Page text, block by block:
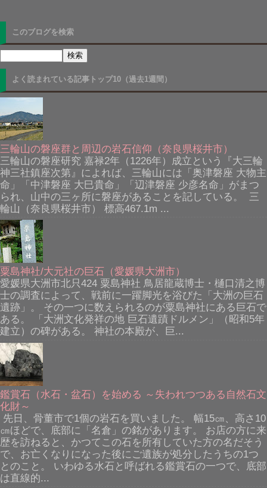
このブログを検索
よく読まれている記事トップ10（過去1週間）
三輪山の磐座群と周辺の岩石信仰（奈良県桜井市）
三輪山の磐座研究 嘉禄2年（1226年）成立という『大三輪
神三社鎮座次第』によれば、三輪山には「奥津磐座 大物主
命」「中津磐座 大巳貴命」「辺津磐座 少彦名命」がまつ
られ、山中の三ヶ所に磐座があることを記している。 三
輪山（奈良県桜井市） 標高467.1m ...
粟島神社/大元社の巨石（愛媛県大洲市）
愛媛県大洲市北只424 粟島神社 鳥居龍蔵博士・樋口清之博
士の調査によって、戦前に一躍脚光を浴びた「大洲の巨石
遺跡」。 その一つに数えられるのが粟島神社にある巨石で
ある。 「大洲文化発祥の地 巨石遺蹟ドルメン」（昭和5年
建立）の碑がある。 神社の本殿が、巨...
鑑賞石（水石・盆石）を始める ～失われつつある自然石文
化財～
先日、骨董市で1個の岩石を買いました。 幅15㎝、高さ10
㎝ほどで、底部に「名倉」の銘があります。 お店の方に来
歴を訪ねると、かつてこの石を所有していた方の名だそう
で、お亡くなりになった後にご遺族が処分したうちの1つ
とのこと。 いわゆる水石と呼ばれる鑑賞石の一つで、底部
は直線的...